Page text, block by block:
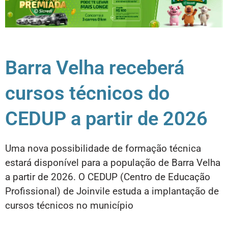
Barra Velha receberá
cursos técnicos do
CEDUP a partir de 2026
Uma nova possibilidade de formação técnica
estará disponível para a população de Barra Velha
a partir de 2026. O CEDUP (Centro de Educação
Profissional) de Joinvile estuda a implantação de
cursos técnicos no município